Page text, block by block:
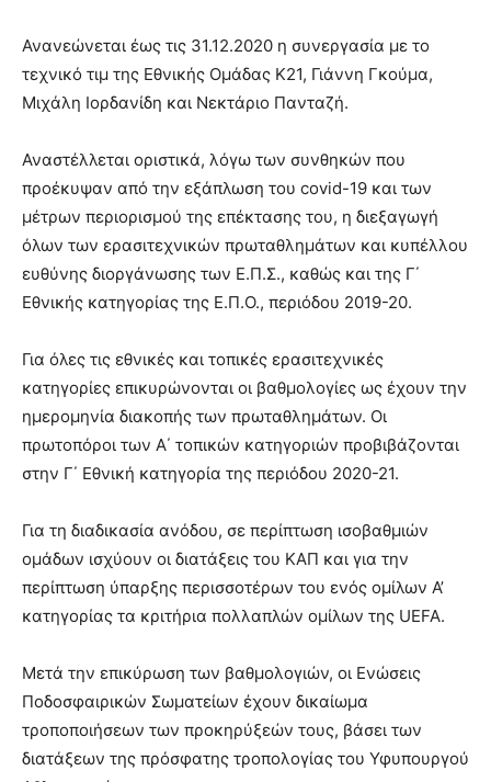
Ανανεώνεται έως τις 31.12.2020 η συνεργασία με το
τεχνικό τιμ της Εθνικής Ομάδας Κ21, Γιάννη Γκούμα,
Μιχάλη Ιορδανίδη και Νεκτάριο Πανταζή.
Αναστέλλεται οριστικά, λόγω των συνθηκών που
προέκυψαν από την εξάπλωση του covid-19 και των
μέτρων περιορισμού της επέκτασης του, η διεξαγωγή
όλων των ερασιτεχνικών πρωταθλημάτων και κυπέλλου
ευθύνης διοργάνωσης των Ε.Π.Σ., καθώς και της Γ΄
Εθνικής κατηγορίας της Ε.Π.Ο., περιόδου 2019-20.
Για όλες τις εθνικές και τοπικές ερασιτεχνικές
κατηγορίες επικυρώνονται οι βαθμολογίες ως έχουν την
ημερομηνία διακοπής των πρωταθλημάτων. Οι
πρωτοπόροι των Α΄ τοπικών κατηγοριών προβιβάζονται
στην Γ΄ Εθνική κατηγορία της περιόδου 2020-21.
Για τη διαδικασία ανόδου, σε περίπτωση ισοβαθμιών
ομάδων ισχύουν οι διατάξεις του ΚΑΠ και για την
περίπτωση ύπαρξης περισσοτέρων του ενός ομίλων Α’
κατηγορίας τα κριτήρια πολλαπλών ομίλων της UEFA.
Μετά την επικύρωση των βαθμολογιών, οι Ενώσεις
Ποδοσφαιρικών Σωματείων έχουν δικαίωμα
τροποποιήσεων των προκηρύξεών τους, βάσει των
διατάξεων της πρόσφατης τροπολογίας του Υφυπουργού